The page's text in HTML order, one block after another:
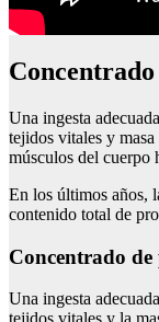
Una ingesta
tejidos vitales y
músculos del cuerpo
En los últimos años,
contenido total de
Concentrado de
Una ingesta